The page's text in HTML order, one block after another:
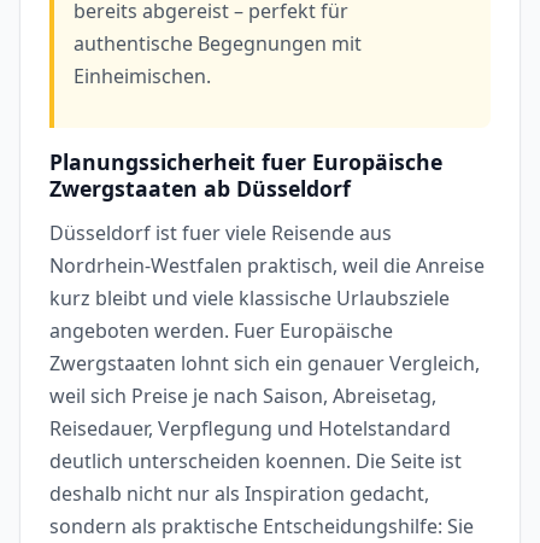
bereits abgereist – perfekt für
authentische Begegnungen mit
Einheimischen.
Planungssicherheit fuer Europäische
Zwergstaaten ab Düsseldorf
Düsseldorf ist fuer viele Reisende aus
Nordrhein-Westfalen praktisch, weil die Anreise
kurz bleibt und viele klassische Urlaubsziele
angeboten werden. Fuer Europäische
Zwergstaaten lohnt sich ein genauer Vergleich,
weil sich Preise je nach Saison, Abreisetag,
Reisedauer, Verpflegung und Hotelstandard
deutlich unterscheiden koennen. Die Seite ist
deshalb nicht nur als Inspiration gedacht,
sondern als praktische Entscheidungshilfe: Sie